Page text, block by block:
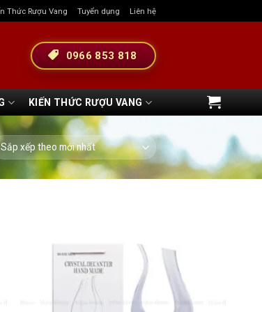
Thức Rượu Vang Tuyển dụng Liên hệ
0966 853 818
KIẾN THỨC RƯỢU VANG